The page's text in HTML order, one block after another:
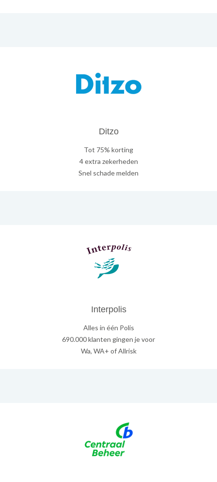
Ditzo
Tot 75% korting
4 extra zekerheden
Snel schade melden
Interpolis
Alles in één Polis
690.000 klanten gingen je voor
Wa, WA+ of Allrisk